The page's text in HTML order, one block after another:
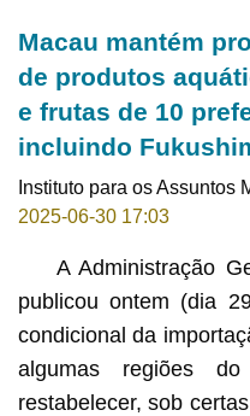
Macau mantém
de produtos
e frutas de 10
incluindo
Instituto para os Assuntos
2025-06-30 17:03
A Administração
publicou ontem (dia
condicional da
algumas regiões
restabelecer, sob